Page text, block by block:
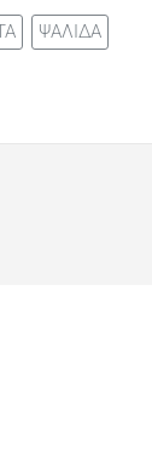
ΨΑΛΙΔΑ